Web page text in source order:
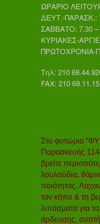
ΩΡΑΡΙΟ
ΔΕΥΤ.-ΠΑΡΑΣΚ.:
ΣΑΒΒΑΤΟ: 7.30 –
ΚΥΡΙΑΚΕΣ-
ΠΡΩΤΟΧΡΟΝΙΑ-
Τηλ: 210
FAX: 210
Στο φυτώριο
Παρασκευής
βρείτε
λουλούδια,
ποιότητας.
τον κήπο & τη
λιπάσματα για
άρδευσης,